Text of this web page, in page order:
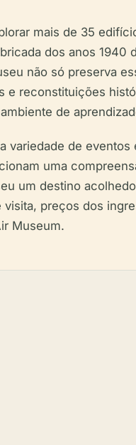
mais de 35
dos anos 1940
não só preserva
e reconstituições
de
variedade de
uma
um destino
preços dos
Museum.